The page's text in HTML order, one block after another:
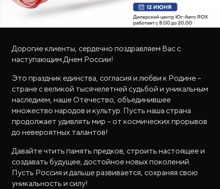
ROX ADAMAS
Совершенно новый флагманский внедорожник
от 9 300 000 ₽*
Дорогие клиенты, сердечно поздравляем Вас с
наступающим Днем России!
Это праздник единства, согласия и любви к Родине –
стране с великой тысячелетней судьбой и уникальным
наследием, наше Отечество, объединившее
множество народов и культур. Пусть наша страна
продолжает удивлять мир – от космических прорывов
до невероятных талантов!
Давайте чтить память предков, строить настоящее и
создавать будущее, достойное новых поколений.
Пусть Россия и дальше развивается, сохраняя свою
уникальность и силу!